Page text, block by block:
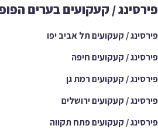
פירסינג / קעקועים בערים
פירסינג / קעקועים תל אביב יפו
פירסינג / קעקועים חיפה
פירסינג / קעקועים רמת גן
פירסינג / קעקועים ירושלים
פירסינג / קעקועים פתח תקווה